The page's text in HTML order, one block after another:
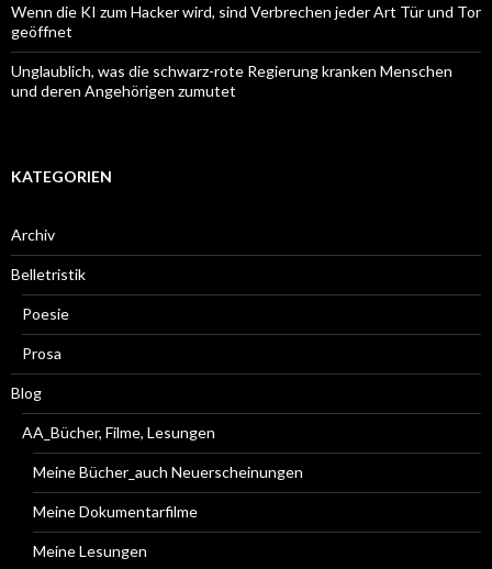
Wenn die KI zum Hacker wird, sind Verbrechen jeder Art Tür und Tor
geöffnet
Unglaublich, was die schwarz-rote Regierung kranken Menschen
und deren Angehörigen zumutet
KATEGORIEN
Archiv
Belletristik
Poesie
Prosa
Blog
AA_Bücher, Filme, Lesungen
Meine Bücher_auch Neuerscheinungen
Meine Dokumentarfilme
Meine Lesungen